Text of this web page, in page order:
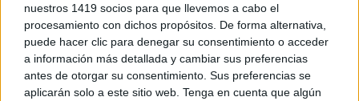
nuestros 1419 socios para que llevemos a cabo el
procesamiento con dichos propósitos. De forma alternativa,
puede hacer clic para denegar su consentimiento o acceder
a información más detallada y cambiar sus preferencias
antes de otorgar su consentimiento. Sus preferencias se
aplicarán solo a este sitio web. Tenga en cuenta que algún